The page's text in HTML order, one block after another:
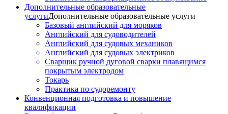
Дополнительные образовательные
услугиДополнительные образовательные услуги
Базовый английский для моряков
Английский для судоводителей
Английский для судовых механиков
Английский для судовых электриков
Cварщик ручной дуговой сварки плавящимся
покрытым электродом
Токарь
Практика по судоремонту
Конвенционная подготовка и повышение
квалификации